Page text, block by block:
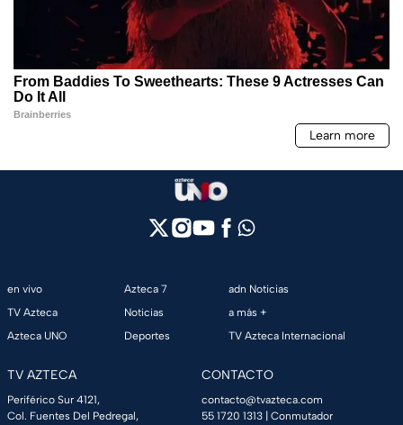
en vivo
TV Azteca
Azteca UNO
Azteca 7
Noticias
Deportes
adn Noticias
a más +
TV Azteca Internacional
TV AZTECA
Periférico Sur 4121,
Col. Fuentes Del Pedregal,
CONTACTO
contacto@tvazteca.com
55 1720 1313 | Conmutador